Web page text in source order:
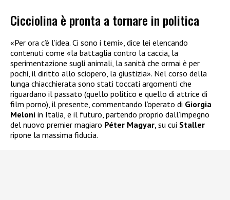
Cicciolina è pronta a tornare in politica
«Per ora c’è l’idea. Ci sono i temi», dice lei elencando
contenuti come «la battaglia contro la caccia, la
sperimentazione sugli animali, la sanità che ormai è per
pochi, il diritto allo sciopero, la giustizia». Nel corso della
lunga chiacchierata sono stati toccati argomenti che
riguardano il passato (quello politico e quello di attrice di
film porno), il presente, commentando l’operato di Giorgia
Meloni in Italia, e il futuro, partendo proprio dall’impegno
del nuovo premier magiaro Péter Magyar , su cui Staller
ripone la massima fiducia.